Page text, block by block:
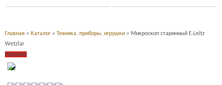
Главная » Каталог » Техника, приборы, игрушки » Микроскоп старинный E.Leitz
Wetzlar
Продано